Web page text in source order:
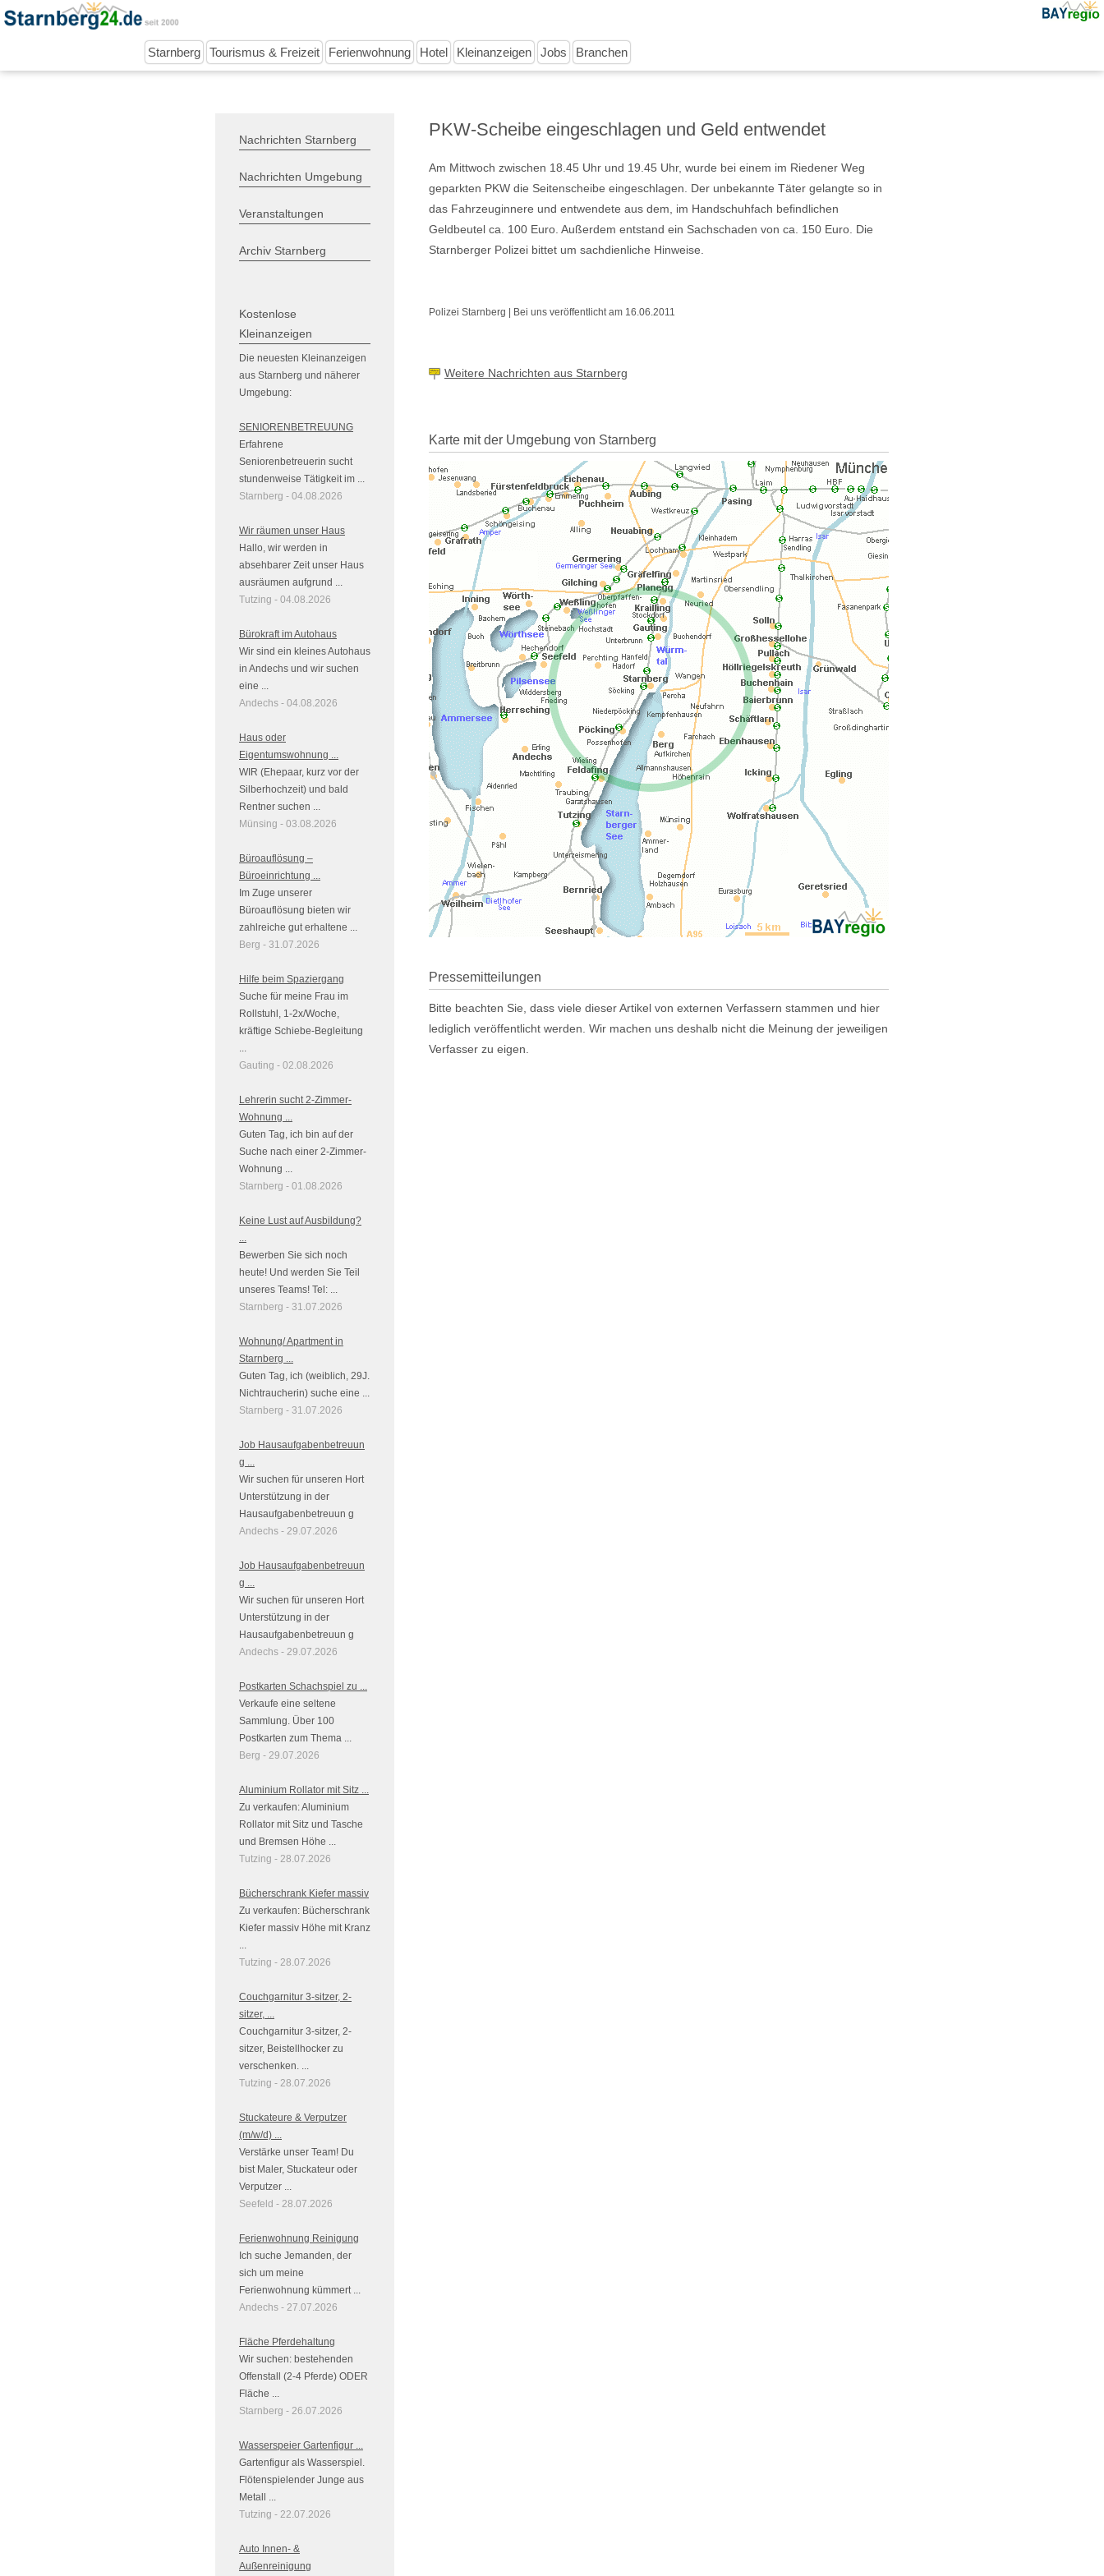
Starnberg Tourismus & Freizeit Ferienwohnung Hotel Kleinanzeigen Jobs Branchen
Nachrichten Starnberg
Nachrichten Umgebung
Veranstaltungen
Archiv Starnberg
Kostenlose
Kleinanzeigen
Die neuesten Kleinanzeigen
aus Starnberg und näherer
Umgebung:
SENIORENBETREUUNG
Erfahrene
Seniorenbetreuerin sucht
stundenweise Tätigkeit im ...
Starnberg - 04.08.2026
Wir räumen unser Haus
Hallo, wir werden in
absehbarer Zeit unser Haus
ausräumen aufgrund ...
Tutzing - 04.08.2026
Bürokraft im Autohaus
Wir sind ein kleines Autohaus
in Andechs und wir suchen
eine ...
Andechs - 04.08.2026
Haus oder
Eigentumswohnung ...
WIR (Ehepaar, kurz vor der
Silberhochzeit) und bald
Rentner suchen ...
Münsing - 03.08.2026
Büroauflösung –
Büroeinrichtung ...
Im Zuge unserer
Büroauflösung bieten wir
zahlreiche gut erhaltene ...
Berg - 31.07.2026
Hilfe beim Spaziergang
Suche für meine Frau im
Rollstuhl, 1-2x/Woche,
kräftige Schiebe-Begleitung
...
Gauting - 02.08.2026
Lehrerin sucht 2-Zimmer-
Wohnung ...
Guten Tag, ich bin auf der
Suche nach einer 2-Zimmer-
Wohnung ...
Starnberg - 01.08.2026
Keine Lust auf Ausbildung?
...
Bewerben Sie sich noch
heute! Und werden Sie Teil
unseres Teams! Tel: ...
Starnberg - 31.07.2026
Wohnung/ Apartment in
Starnberg ...
Guten Tag, ich (weiblich, 29J.
Nichtraucherin) suche eine ...
Starnberg - 31.07.2026
Job Hausaufgabenbetreuun
g ...
Wir suchen für unseren Hort
Unterstützung in der
Hausaufgabenbetreuun g
Andechs - 29.07.2026
Job Hausaufgabenbetreuun
g ...
Wir suchen für unseren Hort
Unterstützung in der
Hausaufgabenbetreuun g
Andechs - 29.07.2026
Postkarten Schachspiel zu ...
Verkaufe eine seltene
Sammlung. Über 100
Postkarten zum Thema ...
Berg - 29.07.2026
Aluminium Rollator mit Sitz ...
Zu verkaufen: Aluminium
Rollator mit Sitz und Tasche
und Bremsen Höhe ...
Tutzing - 28.07.2026
Bücherschrank Kiefer massiv
Zu verkaufen: Bücherschrank
Kiefer massiv Höhe mit Kranz
...
Tutzing - 28.07.2026
Couchgarnitur 3-sitzer, 2-
sitzer, ...
Couchgarnitur 3-sitzer, 2-
sitzer, Beistellhocker zu
verschenken. ...
Tutzing - 28.07.2026
Stuckateure & Verputzer
(m/w/d) ...
Verstärke unser Team! Du
bist Maler, Stuckateur oder
Verputzer ...
Seefeld - 28.07.2026
Ferienwohnung Reinigung
Ich suche Jemanden, der
sich um meine
Ferienwohnung kümmert ...
Andechs - 27.07.2026
Fläche Pferdehaltung
Wir suchen: bestehenden
Offenstall (2-4 Pferde) ODER
Fläche ...
Starnberg - 26.07.2026
Wasserspeier Gartenfigur ...
Gartenfigur als Wasserspiel.
Flötenspielender Junge aus
Metall ...
Tutzing - 22.07.2026
Auto Innen- &
Außenreinigung
PKW-Scheibe eingeschlagen und Geld entwendet
Am Mittwoch zwischen 18.45 Uhr und 19.45 Uhr, wurde bei einem im Riedener Weg
geparkten PKW die Seitenscheibe eingeschlagen. Der unbekannte Täter gelangte so in
das Fahrzeuginnere und entwendete aus dem, im Handschuhfach befindlichen
Geldbeutel ca. 100 Euro. Außerdem entstand ein Sachschaden von ca. 150 Euro. Die
Starnberger Polizei bittet um sachdienliche Hinweise.
Polizei Starnberg | Bei uns veröffentlicht am 16.06.2011
Weitere Nachrichten aus Starnberg
Karte mit der Umgebung von Starnberg
Pressemitteilungen
Bitte beachten Sie, dass viele dieser Artikel von externen Verfassern stammen und hier
lediglich veröffentlicht werden. Wir machen uns deshalb nicht die Meinung der jeweiligen
Verfasser zu eigen.